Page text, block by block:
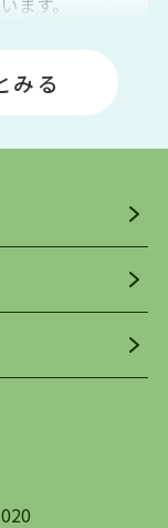
「大久保
めとした買
ません。
神戸市西区
にて物件を
タッフの平
を誇ってお
する、従来
のお部屋を
物件情報に
サポートさ
ます。私た
みる